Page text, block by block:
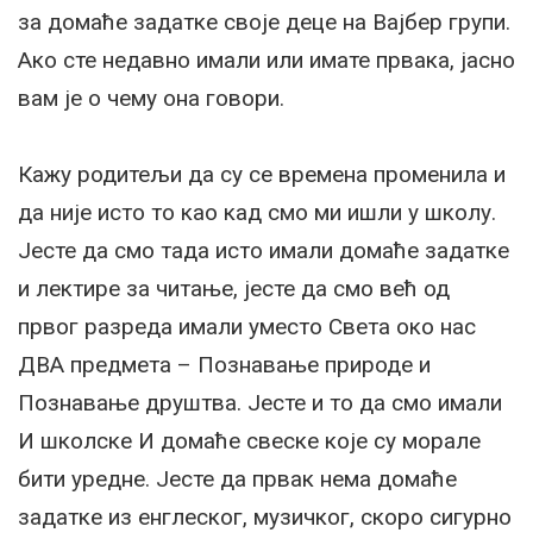
за домаће задатке своје деце на Вајбер групи.
Ако сте недавно имали или имате првака, јасно
вам је о чему она говори.
Кажу родитељи да су се времена променила и
да није исто то као кад смо ми ишли у школу.
Јесте да смо тада исто имали домаће задатке
и лектире за читање, јесте да смо већ од
првог разреда имали уместо Света око нас
ДВА предмета – Познавање природе и
Познавање друштва. Јесте и то да смо имали
И школске И домаће свеске које су морале
бити уредне. Јесте да првак нема домаће
задатке из енглеског, музичког, скоро сигурно